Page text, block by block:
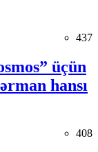
437
üçün
hansı
408